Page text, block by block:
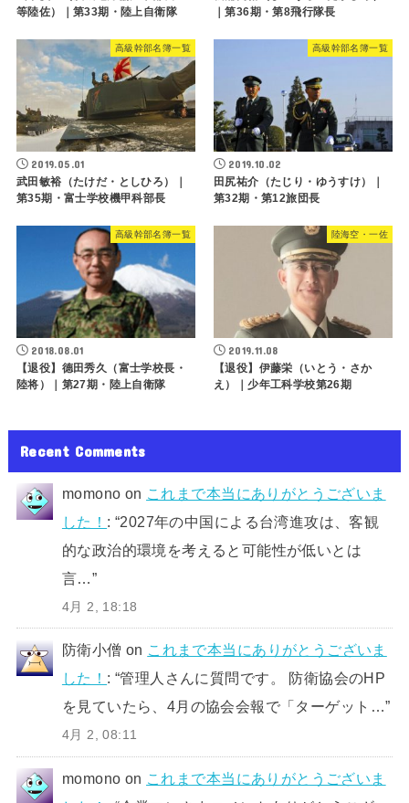
等陸佐）｜第33期・陸上自衛隊
｜第36期・第8飛行隊長
高級幹部名簿一覧
2019.05.01
武田敏裕（たけだ・としひろ）｜
第35期・富士学校機甲科部長
高級幹部名簿一覧
2019.10.02
田尻祐介（たじり・ゆうすけ）｜
第32期・第12旅団長
高級幹部名簿一覧
2018.08.01
【退役】德田秀久（富士学校長・
陸将）｜第27期・陸上自衛隊
陸海空・一佐
2019.11.08
【退役】伊藤栄（いとう・さか
え）｜少年工科学校第26期
Recent Comments
momono on これまで本当にありがとうございま
した！ : “2027年の中国による台湾進攻は、客観
的な政治的環境を考えると可能性が低いとは
言…”
4月 2, 18:18
防衛小僧 on これまで本当にありがとうございま
した！ : “管理人さんに質問です。 防衛協会のHP
を見ていたら、4月の協会会報で「ターゲット…”
4月 2, 08:11
momono on これまで本当にありがとうございま